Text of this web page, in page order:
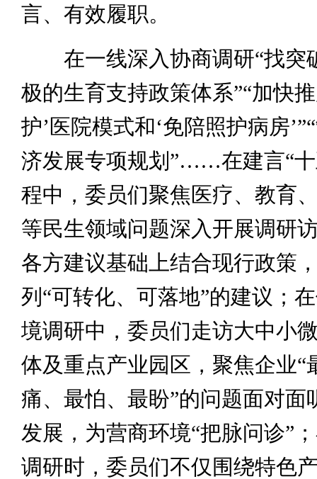
言、有效履职。
在一线深入协商调研“找突
极的生育支持政策体系”“加快
护’医院模式和‘免陪照护病房
济发展专项规划”……在建言“十
程中，委员们聚焦医疗、教育
等民生领域问题深入开展调研
各方建议基础上结合现行政策
列“可转化、可落地”的建议；
境调研中，委员们走访大中小
体及重点产业园区，聚焦企业“
痛、最怕、最盼”的问题面对面
发展，为营商环境“把脉问诊”
调研时，委员们不仅围绕特色